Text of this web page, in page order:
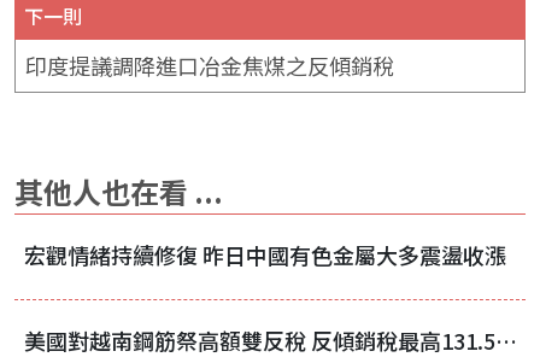
下一則
印度提議調降進口冶金焦煤之反傾銷稅
其他人也在看 ...
宏觀情緒持續修復 昨日中國有色金屬大多震盪收漲
美國對越南鋼筋祭高額雙反稅 反傾銷稅最高131.53%